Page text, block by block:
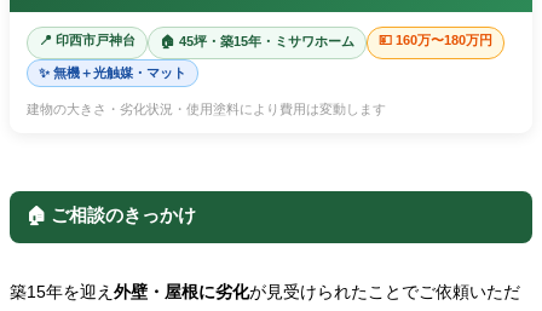
📍 印西市戸神台 🏠 45坪・築15年・ミサワホーム 💴 160万〜180万円
✨ 無機＋光触媒・マット
建物の大きさ・劣化状況・使用塗料により費用は変動します
🏠 ご相談のきっかけ
築15年を迎え 外壁・屋根に劣化が見受けられたことでご依頼いただ